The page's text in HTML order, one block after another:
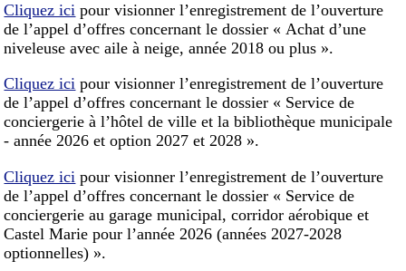
Cliquez ici pour visionner l’enregistrement de l’ouverture
de l’appel d’offres concernant le dossier « Achat d’une
niveleuse avec aile à neige, année 2018 ou plus ».
Cliquez ici pour visionner l’enregistrement de l’ouverture
de l’appel d’offres concernant le dossier « Service de
conciergerie à l’hôtel de ville et la bibliothèque municipale
- année 2026 et option 2027 et 2028 ».
Cliquez ici pour visionner l’enregistrement de l’ouverture
de l’appel d’offres concernant le dossier « Service de
conciergerie au garage municipal, corridor aérobique et
Castel Marie pour l’année 2026 (années 2027-2028
optionnelles) ».